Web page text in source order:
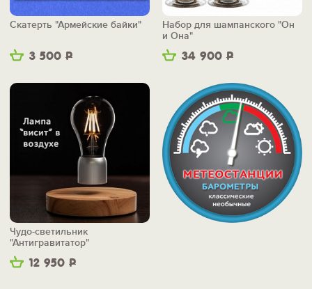
3 500 Р
Скатерть "Армейские байки"
34 900 Р
Набор для шампанского "Он
и Она"
12 950 Р
Чудо-светильник
"Антигравитатор"